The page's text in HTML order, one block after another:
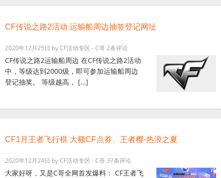
CF传说之路2活动 运输船周边抽签登记网址
2020年12月25日 byCF活动专区 - C哥2条评论
CF传说之路2运输船周边 在CF传说之路2活动
中，等级达到2000级，即可参加运输船周边
登记抽奖。 等级越高， […]
CF1月王者飞行棋 大额CF点券、王者樱-热浪之夏
2020年12月24日 byCF活动专区 - C哥37条评论
大家好呀，又是C哥全网首发爆料： CF王者飞